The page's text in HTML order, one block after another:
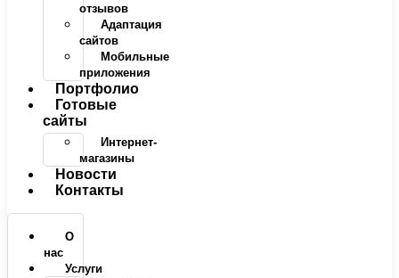
отзывов
Адаптация
сайтов
Мобильные
приложения
Портфолио
Готовые
сайты
Интернет-
магазины
Новости
Контакты
О
нас
Услуги